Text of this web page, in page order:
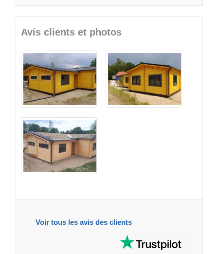
Avis clients et photos
Voir tous les avis des clients